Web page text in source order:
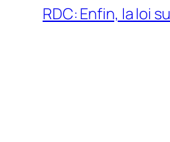
RDC: Enfin, la loi